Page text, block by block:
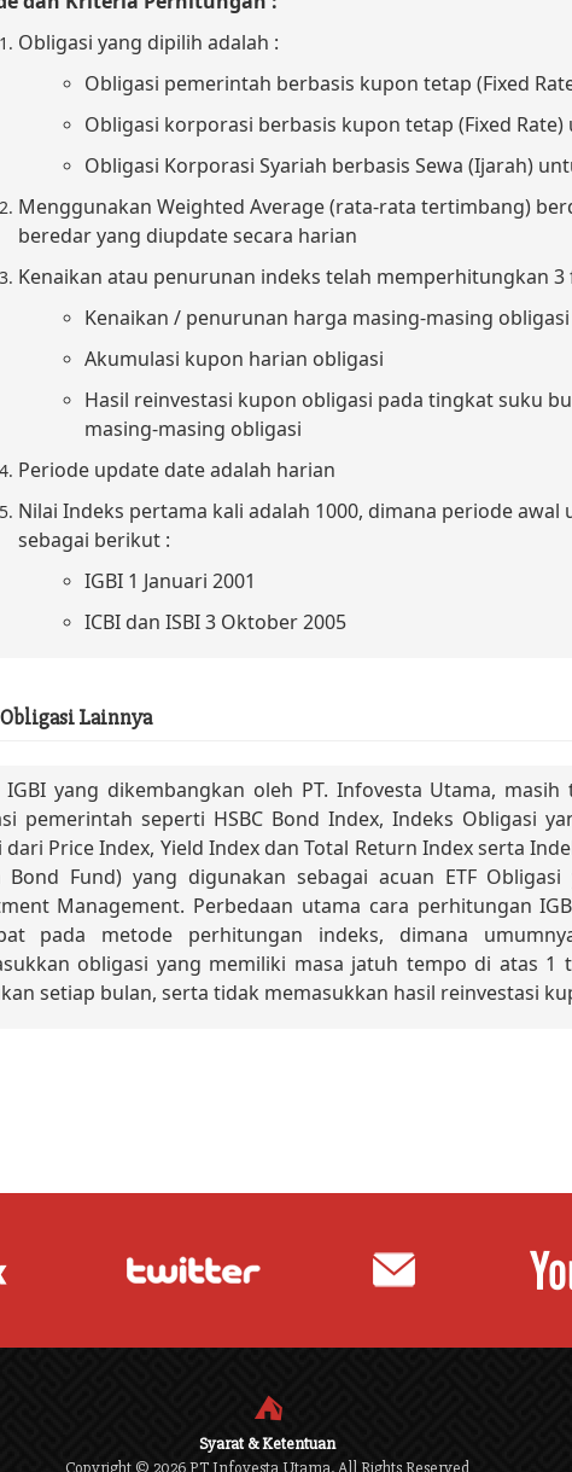
Obligasi yang dipilih adalah :
Obligasi pemerintah berbasis kupon tetap (Fixed
Obligasi korporasi berbasis kupon tetap (Fixed Rate)
Obligasi Korporasi Syariah berbasis Sewa (Ijarah)
Menggunakan Weighted Average (rata-rata tertimbang)
beredar yang diupdate secara harian
Kenaikan atau penurunan indeks telah memperhitungkan
Kenaikan / penurunan harga masing-masing obligasi
Akumulasi kupon harian obligasi
Hasil reinvestasi kupon obligasi pada tingkat suku
masing-masing obligasi
Periode update date adalah harian
Nilai Indeks pertama kali adalah 1000, dimana periode
sebagai berikut :
IGBI 1 Januari 2001
ICBI dan ISBI 3 Oktober 2005
Lainnya
IGBI yang dikembangkan oleh PT. Infovesta Utama,
pemerintah seperti HSBC Bond Index, Indeks Obligasi
Price Index, Yield Index dan Total Return Index serta
Bond Fund) yang digunakan sebagai acuan ETF
Management. Perbedaan utama cara perhitungan
pada metode perhitungan indeks, dimana
obligasi yang memiliki masa jatuh tempo di atas 1
setiap bulan, serta tidak memasukkan hasil reinvestasi
⛺
Syarat & Ketentuan
Copyright © 2026PT Infovesta Utama. All Rights Reserved